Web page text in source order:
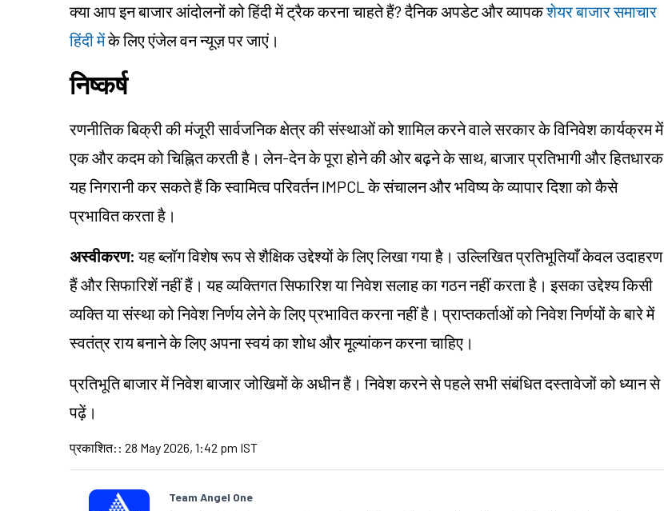
क्या आप इन बाजार आंदोलनों को हिंदी में ट्रैक करना चाहते हैं? दैनिक अपडेट और व्यापकशेयर बाजार समाचार
हिंदी मेंके लिए एंजेल वन न्यूज़ पर जाएं।
निष्कर्ष
रणनीतिक बिक्री की मंजूरी सार्वजनिक क्षेत्र की संस्थाओं को शामिल करने वाले सरकार के विनिवेश कार्यक्रम में
एक और कदम को चिह्नित करती है। लेन-देन के पूरा होने की ओर बढ़ने के साथ, बाजार प्रतिभागी और हितधारक
यह निगरानी कर सकते हैं कि स्वामित्व परिवर्तन IMPCL के संचालन और भविष्य के व्यापार दिशा को कैसे
प्रभावित करता है।
अस्वीकरण: यह ब्लॉग विशेष रूप से शैक्षिक उद्देश्यों के लिए लिखा गया है। उल्लिखित प्रतिभूतियाँ केवल उदाहरण
हैं और सिफारिशें नहीं हैं। यह व्यक्तिगत सिफारिश या निवेश सलाह का गठन नहीं करता है। इसका उद्देश्य किसी
व्यक्ति या संस्था को निवेश निर्णय लेने के लिए प्रभावित करना नहीं है। प्राप्तकर्ताओं को निवेश निर्णयों के बारे में
स्वतंत्र राय बनाने के लिए अपना स्वयं का शोध और मूल्यांकन करना चाहिए।
प्रतिभूति बाजार में निवेश बाजार जोखिमों के अधीन हैं। निवेश करने से पहले सभी संबंधित दस्तावेजों को ध्यान से
पढ़ें।
प्रकाशित: : 28 May 2026, 1:42 pm IST
Team Angel One